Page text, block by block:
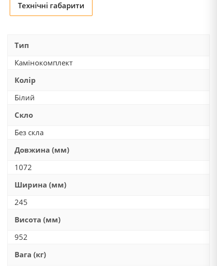
Технічні габарити
Тип
Камінокомплект
Колір
Білий
Скло
Без скла
Довжина (мм)
1072
Ширина (мм)
245
Висота (мм)
952
Вага (кг)